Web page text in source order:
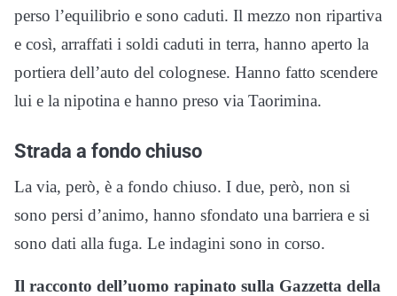
perso l’equilibrio e sono caduti. Il mezzo non ripartiva
e così, arraffati i soldi caduti in terra, hanno aperto la
portiera dell’auto del colognese. Hanno fatto scendere
lui e la nipotina e hanno preso via Taorimina.
Strada a fondo chiuso
La via, però, è a fondo chiuso. I due, però, non si
sono persi d’animo, hanno sfondato una barriera e si
sono dati alla fuga. Le indagini sono in corso.
Il racconto dell’uomo rapinato sulla Gazzetta della